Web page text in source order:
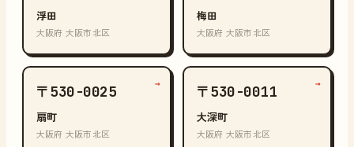
浮田
大阪府 大阪市北区
梅田
大阪府 大阪市北区
〒530-0025
扇町
大阪府 大阪市北区
→ 〒530-0011
大深町
大阪府 大阪市北区
→